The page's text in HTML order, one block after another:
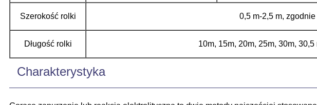
Szerokość rolki 0,5 m-2,5 m,
Długość rolki 10m, 15m, 20m, 25m, 30m,
Charakterystyka